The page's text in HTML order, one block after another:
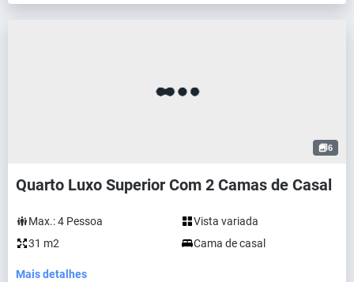
6
Quarto Luxo Superior Com 2 Camas de Casal
Max.:4 Pessoa
Vista variada
31 m2
Cama de casal
Mais detalhes